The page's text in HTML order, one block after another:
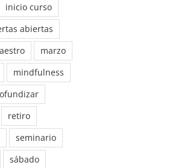
inicio curso
abiertas
marzo
mindfulness
retiro
seminario
sábado